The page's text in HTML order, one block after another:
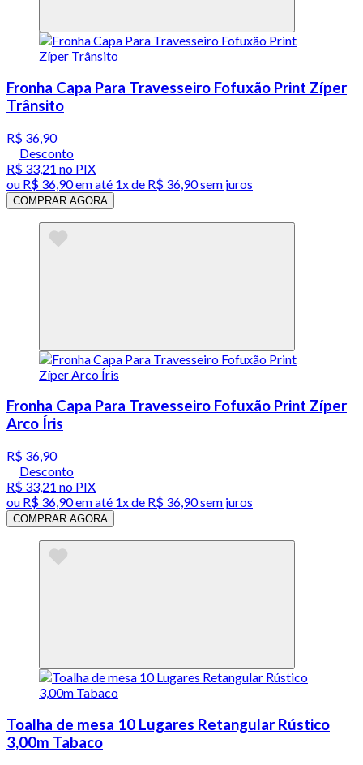
Fronha Capa Para Travesseiro Fofuxão Print Zíper
Trânsito
R$ 36,90
Desconto
R$ 33,21 no PIX
ou R$ 36,90em até 1x de R$ 36,90sem juros
COMPRAR AGORA
Fronha Capa Para Travesseiro Fofuxão Print Zíper
Arco Íris
R$ 36,90
Desconto
R$ 33,21 no PIX
ou R$ 36,90em até 1x de R$ 36,90sem juros
COMPRAR AGORA
Toalha de mesa 10 Lugares Retangular Rústico
3,00m Tabaco